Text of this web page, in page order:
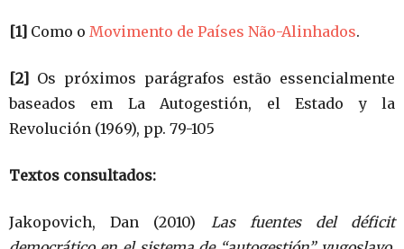
[1] Como o Movimento de Países Não-Alinhados.
[2] Os próximos parágrafos estão essencialmente
baseados em La Autogestión, el Estado y la
Revolución (1969), pp. 79-105
Textos consultados:
Jakopovich, Dan (2010)
Las fuentes del déficit